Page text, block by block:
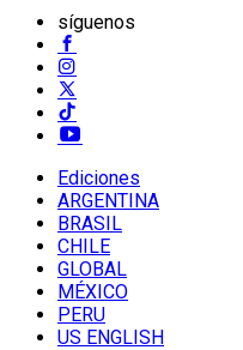
síguenos
Ediciones
ARGENTINA
BRASIL
CHILE
GLOBAL
MÉXICO
PERU
US ENGLISH